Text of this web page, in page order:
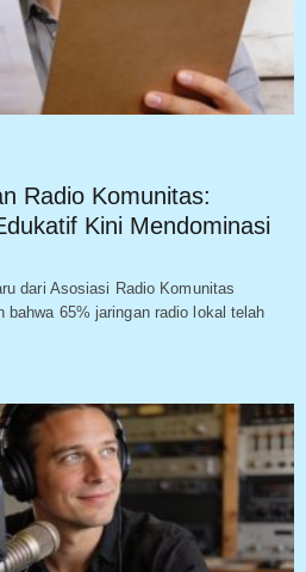
Radio Komunitas:
Kini Mendominasi
dari Asosiasi Radio Komunitas
bahwa 65% jaringan radio lokal telah